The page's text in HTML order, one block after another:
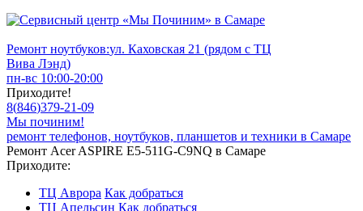
Ремонт ноутбуков:ул. Каховская 21 (рядом с ТЦ
Вива Лэнд)
пн-вс 10:00-20:00
Приходите!
8(846)379-21-09
Мы починим!
ремонт телефонов, ноутбуков, планшетов и техники в Самаре
Ремонт Acer ASPIRE E5-511G-C9NQ в Самаре
Приходите:
ТЦ Аврора Как добраться
ТЦ Апельсин Как добраться